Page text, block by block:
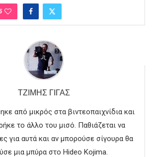
ΤΖΊΜΗΣ ΓΊΓΑΣ
από μικρός στα βιντεοπαιχνίδια και
το άλλο του μισό. Παθιάζεται να
για αυτά και αν μπορούσε σίγουρα θα
μια μπύρα στο Hideo Kojima.